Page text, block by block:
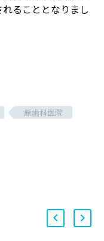
ることとなりまし
原歯科医院